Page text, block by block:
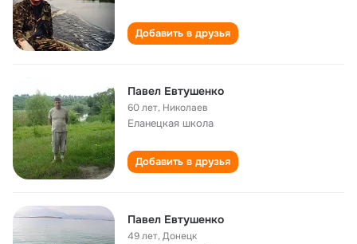
Добавить в друзья
Павел Евтушенко
60 лет, Николаев
Еланецкая школа
Добавить в друзья
Павел Евтушенко
49 лет,Донецк